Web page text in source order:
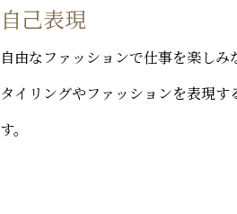
自己表現
自由なファッションで仕事を楽しみ
タイリングやファッションを表現す
す。